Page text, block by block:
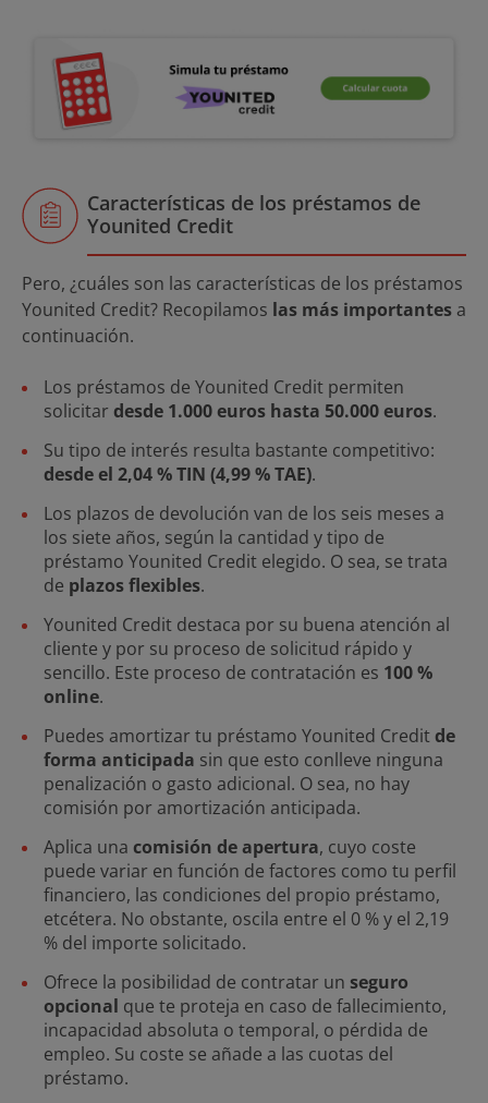
Características de los préstamos de
Younited Credit
Pero, ¿cuáles son las características de los préstamos
Younited Credit? Recopilamos las más importantes a
continuación.
Los préstamos de Younited Credit permiten
solicitar desde 1.000 euros hasta 50.000 euros.
Su tipo de interés resulta bastante competitivo:
desde el 2,04 % TIN (4,99 % TAE).
Los plazos de devolución van de los seis meses a
los siete años, según la cantidad y tipo de
préstamo Younited Credit elegido. O sea, se trata
de plazos flexibles.
Younited Credit destaca por su buena atención al
cliente y por su proceso de solicitud rápido y
sencillo. Este proceso de contratación es 100 %
online.
Puedes amortizar tu préstamo Younited Creditde
forma anticipada sin que esto conlleve ninguna
penalización o gasto adicional. O sea, no hay
comisión por amortización anticipada.
Aplica una comisión de apertura, cuyo coste
puede variar en función de factores como tu perfil
financiero, las condiciones del propio préstamo,
etcétera. No obstante, oscila entre el 0 % y el 2,19
% del importe solicitado.
Ofrece la posibilidad de contratar un seguro
opcional que te proteja en caso de fallecimiento,
incapacidad absoluta o temporal, o pérdida de
empleo. Su coste se añade a las cuotas del
préstamo.